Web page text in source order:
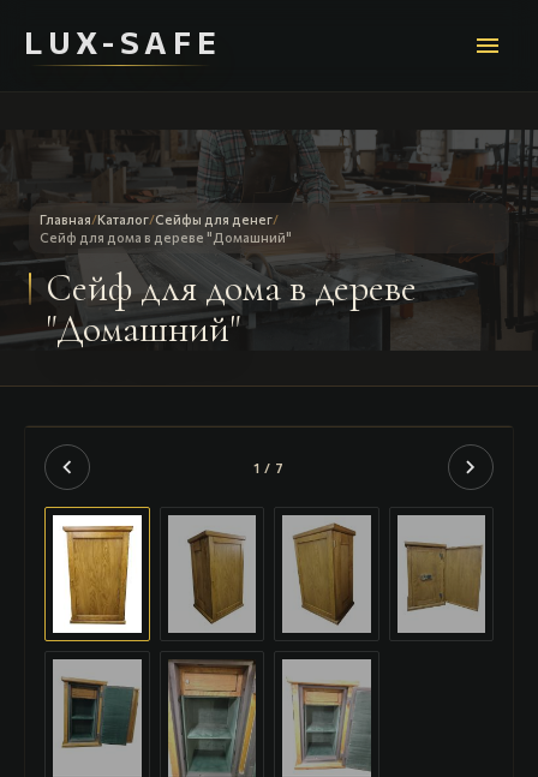
LUX-SAFE menu
Главная/Каталог/Сейфы для денег/
Сейф для дома в дереве "Домашний"
Сейф для дома в дереве
"Домашний"
chevron_left 1 / 7 chevron_right